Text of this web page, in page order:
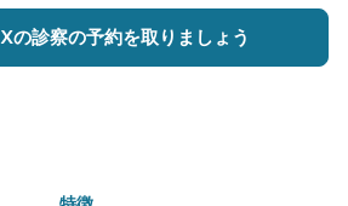
の診察の予約を取りましょう